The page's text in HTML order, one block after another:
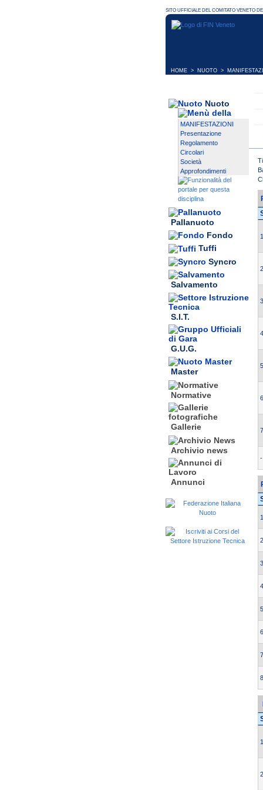
HOME > NUOTO >
Nuoto
MANIFESTAZIONI
Presentazione
Regolamento
Circolari
Società
Approfondimenti
Pallanuoto
Fondo
Tuffi
Syncro
Salvamento
S.I.T.
G.U.G.
Master
Normative
Gallerie
Archivio news
Annunci
-